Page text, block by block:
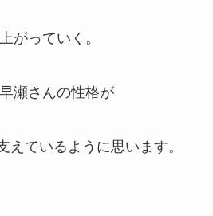
がっていく。
瀬さんの性格が
えているように思います。